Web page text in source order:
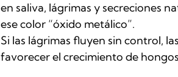
en saliva, lágrimas y secreciones
ese color “óxido metálico”.
Si las lágrimas fluyen sin control,
favorecer el crecimiento de